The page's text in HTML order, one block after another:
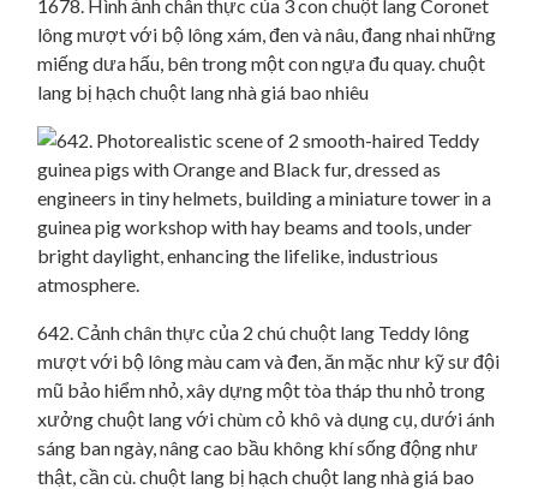
1678. Hình ảnh chân thực của 3 con chuột lang Coronet
lông mượt với bộ lông xám, đen và nâu, đang nhai những
miếng dưa hấu, bên trong một con ngựa đu quay. chuột
lang bị hạch chuột lang nhà giá bao nhiêu
642. Cảnh chân thực của 2 chú chuột lang Teddy lông
mượt với bộ lông màu cam và đen, ăn mặc như kỹ sư đội
mũ bảo hiểm nhỏ, xây dựng một tòa tháp thu nhỏ trong
xưởng chuột lang với chùm cỏ khô và dụng cụ, dưới ánh
sáng ban ngày, nâng cao bầu không khí sống động như
thật, cần cù. chuột lang bị hạch chuột lang nhà giá bao